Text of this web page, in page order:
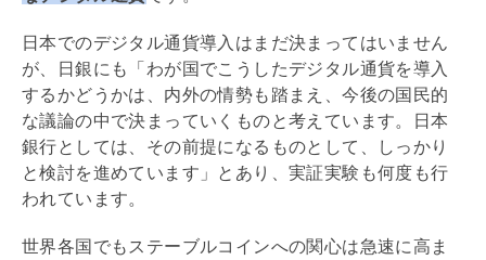
日本でのデジタル通貨導入はまだ決まってはいません
が、日銀にも「わが国でこうしたデジタル通貨を導入
するかどうかは、内外の情勢も踏まえ、今後の国民的
な議論の中で決まっていくものと考えています。日本
銀行としては、その前提になるものとして、しっかり
と検討を進めています」とあり、実証実験も何度も行
われています。
世界各国でもステーブルコインへの関心は急速に高ま